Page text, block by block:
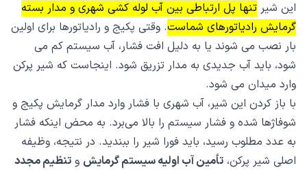
این شیر تنها پل ارتباطی بین آب لوله کشی شهری و مدار بسته
گرمایش رادیاتورهای شماست. وقتی پکیج و رادیاتورها برای اولین
بار نصب می شوند یا به دلیل افت فشار، آب سیستم کم می
شود، باید آب جدیدی به مدار تزریق شود. اینجاست که شیر پرکن
وارد میدان می شود.
با باز کردن این شیر، آب شهری با فشار وارد مدار گرمایش پکیج و
شوفاژها شده و فشار سیستم را بالا می‌برد. به محض اینکه فشار
به عدد مطلوب رسید، باید فورا شیر را ببندید. در نتیجه، وظیفه
اصلی شیر پرکن، تأمین آب اولیه سیستم گرمایش و تنظیم مجدد